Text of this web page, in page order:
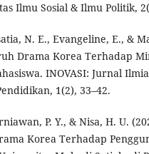
Ilmu Sosial & Ilmu Politik,
N. E., Evangeline, E., &
Drama Korea Terhadap
INOVASI: Jurnal
1(2), 33–42.
P. Y., & Nisa, H. U.
Korea Terhadap